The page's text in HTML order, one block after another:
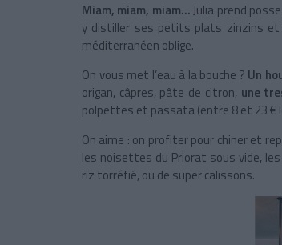
Miam, miam, miam…Julia prend
y distiller ses petits plats zinzins et
méditerranéen oblige.
On vous met l’eau à la bouche ? Un
origan, câpres, pâte de citron, une
polpettes et passata (entre 8 et 23 €
On aime : on profiter pour chiner et
les noisettes du Priorat sous vide,
riz torréfié, ou de super calissons.